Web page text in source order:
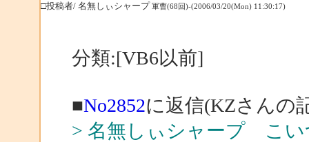
□投稿者/ 名無しぃシャープ 軍曹(68回)-(2006/03/20(Mon) 11:30:17)
分類:[VB6以前]
■No2852に返信(KZさんの
> 名無しぃシャープ こい